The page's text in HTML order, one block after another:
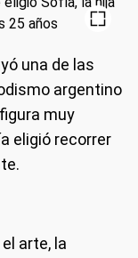
una de las
argentino
muy
eligió recorrer
arte, la